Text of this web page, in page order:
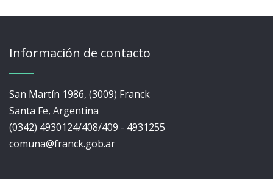
Información de contacto
San Martín 1986, (3009) Franck
Santa Fe, Argentina
(0342) 4930124/408/409 - 4931255
comuna@franck.gob.ar